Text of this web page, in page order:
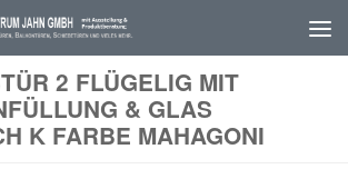
2 FLÜGELIG MIT
& GLAS
K FARBE MAHAGONI